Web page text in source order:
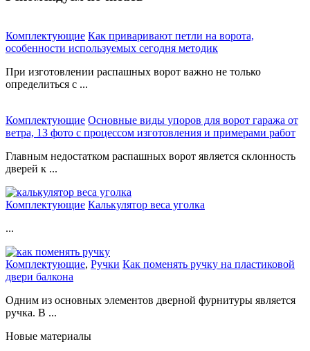
Комплектующие Как приваривают петли на ворота,
особенности используемых сегодня методик
При изготовлении распашных ворот важно не только
определиться с ...
Комплектующие Основные виды упоров для ворот гаража от
ветра, 13 фото с процессом изготовления и примерами работ
Главным недостатком распашных ворот является склонность
дверей к ...
Комплектующие Калькулятор веса уголка
...
Комплектующие, Ручки Как поменять ручку на пластиковой
двери балкона
Одним из основных элементов дверной фурнитуры является
ручка. В ...
Новые материалы